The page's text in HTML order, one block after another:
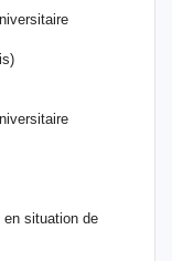
en situation de